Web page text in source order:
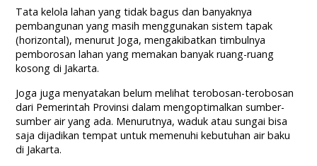
Tata kelola lahan yang tidak bagus dan banyaknya
pembangunan yang masih menggunakan sistem tapak
(horizontal), menurut Joga, mengakibatkan timbulnya
pemborosan lahan yang memakan banyak ruang-ruang
kosong di Jakarta.
Joga juga menyatakan belum melihat terobosan-terobosan
dari Pemerintah Provinsi dalam mengoptimalkan sumber-
sumber air yang ada. Menurutnya, waduk atau sungai bisa
saja dijadikan tempat untuk memenuhi kebutuhan air baku
di Jakarta.